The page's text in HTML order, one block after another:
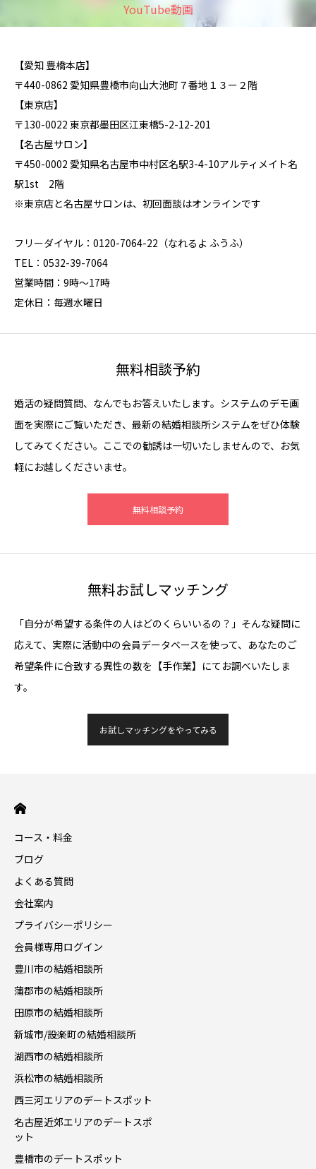
YouTube動画
【愛知 豊橋本店】
〒440-0862 愛知県豊橋市向山大池町７番地１３ー２階
【東京店】
〒130-0022 東京都墨田区江東橋5-2-12-201
【名古屋サロン】
〒450-0002 愛知県名古屋市中村区名駅3-4-10アルティメイト名
駅1st 2階
※東京店と名古屋サロンは、初回面談はオンラインです
フリーダイヤル：0120-7064-22（なれるよ ふうふ）
TEL：0532-39-7064
営業時間：9時～17時
定休日：毎週水曜日
無料相談予約
婚活の疑問質問、なんでもお答えいたします。システムのデモ画
面を実際にご覧いただき、最新の結婚相談所システムをぜひ体験
してみてください。ここでの勧誘は一切いたしませんので、お気
軽にお越しくださいませ。
無料相談予約
無料お試しマッチング
「自分が希望する条件の人はどのくらいいるの？」そんな疑問に
応えて、実際に活動中の会員データベースを使って、あなたのご
希望条件に合致する異性の数を【手作業】にてお調べいたしま
す。
お試しマッチングをやってみる
コース・料金
ブログ
よくある質問
会社案内
プライバシーポリシー
会員様専用ログイン
豊川市の結婚相談所
蒲郡市の結婚相談所
田原市の結婚相談所
新城市/設楽町の結婚相談所
湖西市の結婚相談所
浜松市の結婚相談所
西三河エリアのデートスポット
名古屋近郊エリアのデートスポ
ット
豊橋市のデートスポット